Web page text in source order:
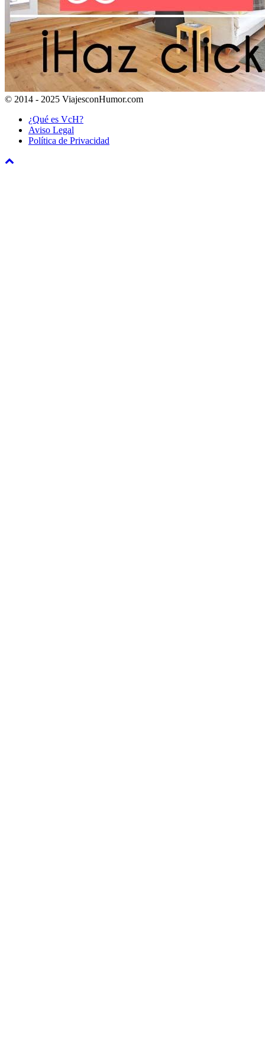
© 2014 - 2025 ViajesconHumor.com
¿Qué es VcH?
Aviso Legal
Política de Privacidad